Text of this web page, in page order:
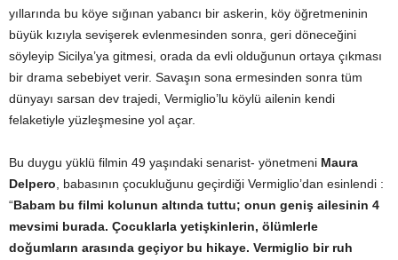
yıllarında bu köye sığınan yabancı bir askerin, köy öğretmeninin
büyük kızıyla sevişerek evlenmesinden sonra, geri döneceğini
söyleyip Sicilya’ya gitmesi, orada da evli olduğunun ortaya çıkması
bir drama sebebiyet verir. Savaşın sona ermesinden sonra tüm
dünyayı sarsan dev trajedi, Vermiglio’lu köylü ailenin kendi
felaketiyle yüzleşmesine yol açar.
Bu duygu yüklü filmin 49 yaşındaki senarist- yönetmeni Maura
Delpero , babasının çocukluğunu geçirdiği Vermiglio’dan esinlendi :
“Babam bu filmi kolunun altında tuttu; onun geniş ailesinin 4
mevsimi burada. Çocuklarla yetişkinlerin, ölümlerle
doğumların arasında geçiyor bu hikaye. Vermiglio bir ruh